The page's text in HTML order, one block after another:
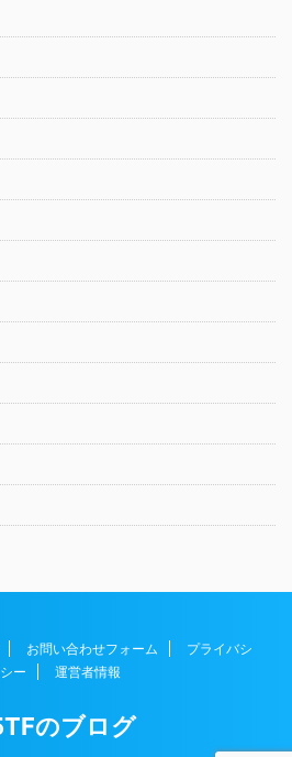
お問い合わせフォーム
プライバシ
ー
運営者情報
のブログ